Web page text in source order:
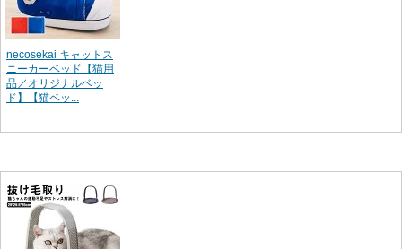
necosekai キャットス
ニーカーベッド【猫用
品／オリジナルベッ
ド】【猫ベッ...